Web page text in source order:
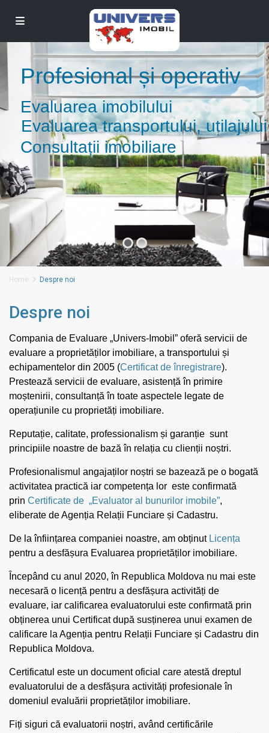
Profesional și operativ
Evaluarea imobilului
Consultații imobiliare
Evaluarea transportului, utilajului
Home Despre noi
Despre noi
Compania de Evaluare „Univers-Imobil” oferă servicii de
evaluare a proprietăților imobiliare, a transportului și
echipamentelor din 2005 (Certificat de înregistrare).
Prestează servicii de evaluare, asistență în primire
moștenirii, consultanță în toate aspectele legate de
operațiunile cu proprietăți imobiliare.
Reputație, calitate, professionalism și garanție sunt
principiile noastre de bază în relația cu clienții noștri.
Profesionalismul angajaților noștri se bazează pe o bogată
activitatea practică iar competența lor este confirmată
prinCertificate de „Evaluator al bunurilor imobile”,
eliberate de Agenția Relații Funciare și Cadastru.
De la înființarea companiei noastre, am obținut Licența
pentru a desfășura Evaluarea proprietăților imobiliare.
Începând cu anul 2020, în Republica Moldova nu mai este
necesară o licență pentru a desfășura activități de
evaluare, iar calificarea evaluatorului este confirmată prin
obținerea unui Certificat după susținerea unui examen de
calificare la Agenția pentru Relații Funciare și Cadastru din
Republica Moldova.
Certificatul este un document oficial care atestă dreptul
evaluatorului de a desfășura activități profesionale în
domeniul evaluării proprietăților imobiliare.
Fiți siguri că evaluatorii noștri, având certificările